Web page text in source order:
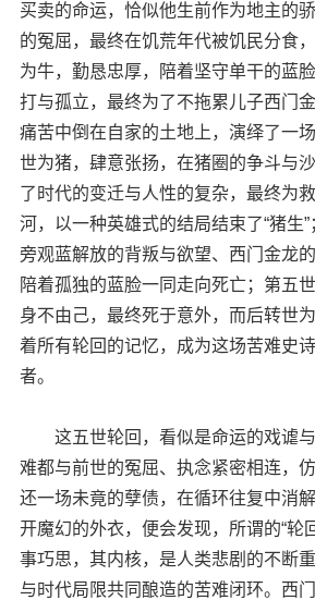
买卖的命运，恰似他生前作为地主的
的冤屈，最终在饥荒年代被饥民分食
为牛，勤恳忠厚，陪着坚守单干的蓝
打与孤立，最终为了不拖累儿子西门
痛苦中倒在自家的土地上，演绎了一
世为猪，肆意张扬，在猪圈的争斗与
了时代的变迁与人性的复杂，最终为
河，以一种英雄式的结局结束了“猪生
旁观蓝解放的背叛与欲望、西门金龙
陪着孤独的蓝脸一同走向死亡；第五
身不由己，最终死于意外，而后转世
着所有轮回的记忆，成为这场苦难史
者。
这五世轮回，看似是命运的戏谑与
难都与前世的冤屈、执念紧密相连，
还一场未竟的孽债，在循环往复中消
开魔幻的外衣，便会发现，所谓的“轮
事巧思，其内核，是人类悲剧的不断
与时代局限共同酿造的苦难闭环。西